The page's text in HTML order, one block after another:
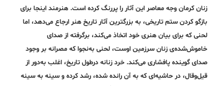
زنان کرمان وجه معاصر این آثار را پررنگ کرده است. هنرمند اینجا برای
بازگو کردن ستم تاریخی، به بزرگترین آثار تاریخ هنر ارجاع می‌دهد، اما
لحنی که برای بیان هنری خود اتخاذ می‌کند، برگرفته از صدای
خاموش‌شده‌ی زنان سرزمین اوست، لحنی‌ به‌نجوا که مصرانه بر وجود
صدای گوینده پافشاری می‌کند. خرد زنانه درطول تاریخ، اغلب به‌دور از
قیل‌وقال، در حاشیه‌ای که به آن رانده شده، رشد کرده و سینه به سینه